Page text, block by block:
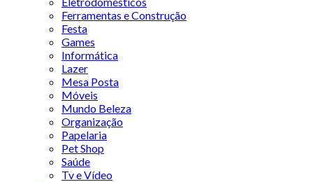
Ferramentas e Construção
Festa
Games
Informática
Lazer
Mesa Posta
Móveis
Mundo Beleza
Organização
Papelaria
Pet Shop
Saúde
Tv e Vídeo